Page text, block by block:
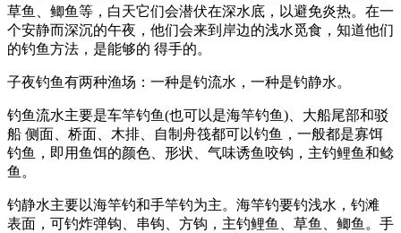
草鱼、鲫鱼等，白天它们会潜伏在深水底，以避免炎热。在一
个安静而深沉的午夜，他们会来到岸边的浅水觅食，知道他们
的钓鱼方法，是能够的 得手的。
子夜钓鱼有两种渔场：一种是钓流水，一种是钓静水。
钓鱼流水主要是车竿钓鱼(也可以是海竿钓鱼)、大船尾部和驳
船 侧面、桥面、木排、自制舟筏都可以钓鱼，一般都是寡饵
钓鱼，即用鱼饵的颜色、形状、气味诱鱼咬钩，主钓鲤鱼和鲶
鱼。
钓静水主要以海竿钓和手竿钓为主。海竿钓要钓浅水，钓滩
表面，可钓炸弹钩、串钩、方钩，主钓鲤鱼、草鱼、鲫鱼。手